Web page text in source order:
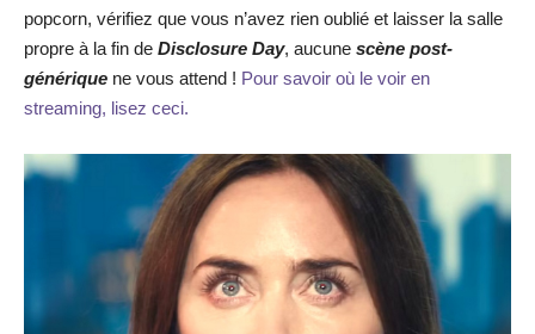
popcorn, vérifiez que vous n’avez rien oublié et laisser la salle
propre à la fin de Disclosure Day, aucune scène post-
générique ne vous attend ! Pour savoir où le voir en
streaming, lisez ceci.